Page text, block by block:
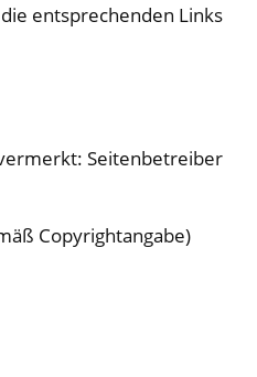
entsprechenden Links
Seitenbetreiber
Copyrightangabe)